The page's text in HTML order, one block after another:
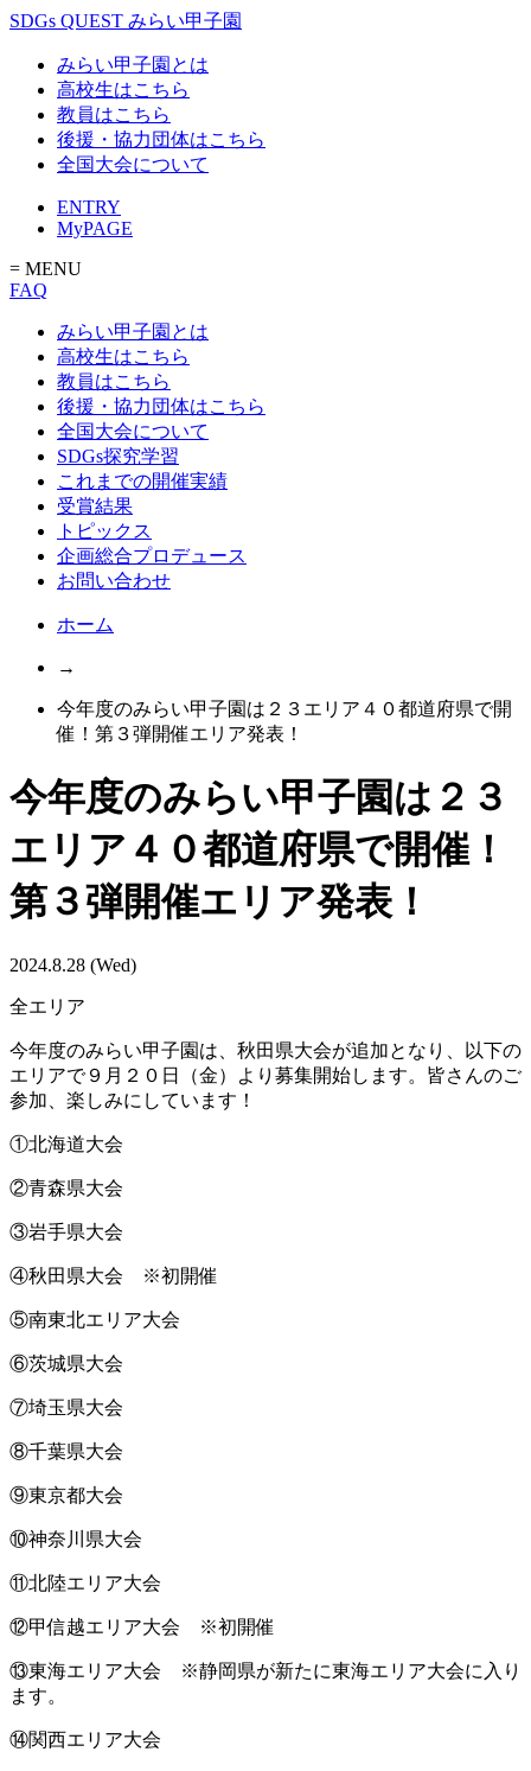
SDGs QUEST みらい甲子園
みらい甲子園とは
高校生はこちら
教員はこちら
後援・協力団体はこちら
全国大会について
ENTRY
MyPAGE
= MENU
FAQ
みらい甲子園とは
高校生はこちら
教員はこちら
後援・協力団体はこちら
全国大会について
SDGs探究学習
これまでの開催実績
受賞結果
トピックス
企画総合プロデュース
お問い合わせ
ホーム
→
今年度のみらい甲子園は２３エリア４０都道府県で開
催！第３弾開催エリア発表！
今年度のみらい甲子園は２３
エリア４０都道府県で開催！
第３弾開催エリア発表！
2024.8.28 (Wed)
全エリア
今年度のみらい甲子園は、秋田県大会が追加となり、以下の
エリアで９月２０日（金）より募集開始します。皆さんのご
参加、楽しみにしています！
①北海道大会
②青森県大会
③岩手県大会
④秋田県大会 ※初開催
⑤南東北エリア大会
⑥茨城県大会
⑦埼玉県大会
⑧千葉県大会
⑨東京都大会
⑩神奈川県大会
⑪北陸エリア大会
⑫甲信越エリア大会 ※初開催
⑬東海エリア大会 ※静岡県が新たに東海エリア大会に入り
ます。
⑭関西エリア大会